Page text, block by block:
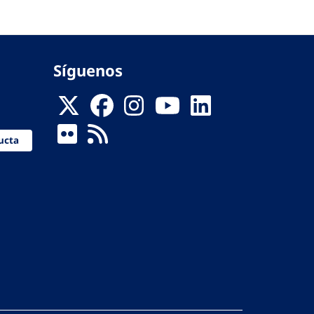
Síguenos